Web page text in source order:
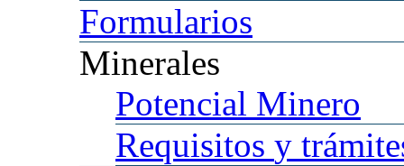
Formularios
Minerales
Potencial Minero
Requisitos y